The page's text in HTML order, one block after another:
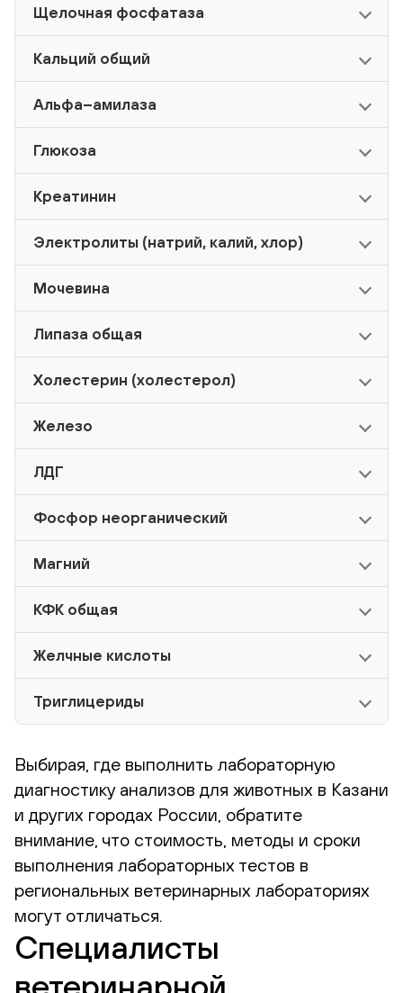
Щелочная фосфатаза
Кальций общий
Альфа–амилаза
Глюкоза
Креатинин
Электролиты (натрий, калий, хлор)
Мочевина
Липаза общая
Холестерин (холестерол)
Железо
ЛДГ
Фосфор неорганический
Магний
КФК общая
Желчные кислоты
Триглицериды
Выбирая, где выполнить лабораторную
диагностику анализов для животных в Казани
и других городах России, обратите
внимание, что стоимость, методы и сроки
выполнения лабораторных тестов в
региональных ветеринарных лабораториях
могут отличаться.
Специалисты